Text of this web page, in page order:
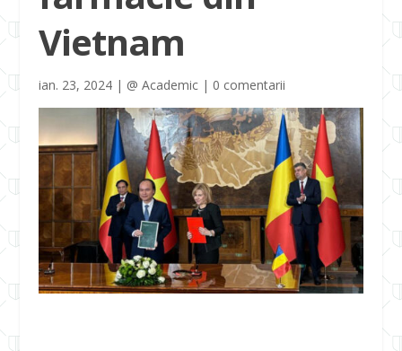
Vietnam
ian. 23, 2024| @ Academic| 0 comentarii